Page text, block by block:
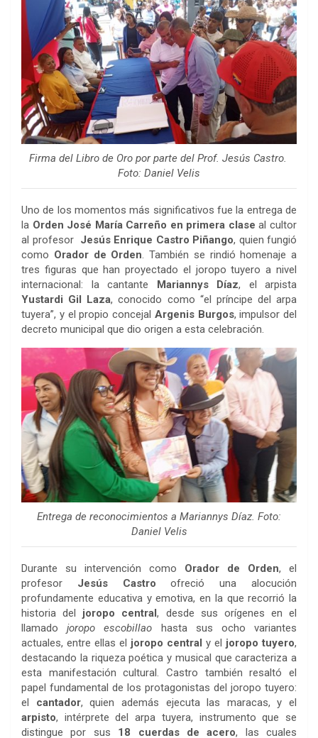
Firma del Libro de Oro por parte del Prof. Jesús Castro.
Foto: Daniel Velis
Uno de los momentos más significativos fue la entrega de
la Orden José María Carreño en primera clase al cultor
al profesor Jesús Enrique Castro Piñango, quien fungió
como Orador de Orden. También se rindió homenaje a
tres figuras que han proyectado el joropo tuyero a nivel
internacional: la cantante Mariannys Díaz, el arpista
Yustardi Gil Laza, conocido como “el príncipe del arpa
tuyera”, y el propio concejal Argenis Burgos, impulsor del
decreto municipal que dio origen a esta celebración.
Entrega de reconocimientos a Mariannys Díaz. Foto:
Daniel Velis
Durante su intervención como Orador de Orden, el
profesor Jesús Castro ofreció una alocución
profundamente educativa y emotiva, en la que recorrió la
historia del joropo central, desde sus orígenes en el
llamadojoropo escobillao hasta sus ocho variantes
actuales, entre ellas el joropo central y el joropo tuyero,
destacando la riqueza poética y musical que caracteriza a
esta manifestación cultural. Castro también resaltó el
papel fundamental de los protagonistas del joropo tuyero:
el cantador, quien además ejecuta las maracas, y el
arpisto, intérprete del arpa tuyera, instrumento que se
distingue por sus 18 cuerdas de acero, las cuales